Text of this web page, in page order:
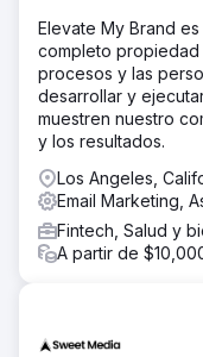
Elevate My Brand
completo propiedad
procesos y las
desarrollar y
muestren nuestro
y los resultados.
Los Angeles,
Email Marketing,
Fintech, Salud y
A partir de